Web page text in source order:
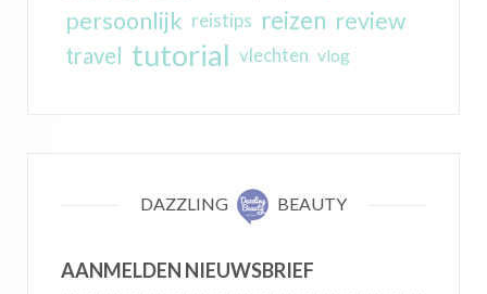
persoonlijk reistips reizen review
travel tutorial vlechten vlog
DAZZLING BEAUTY
AANMELDEN NIEUWSBRIEF